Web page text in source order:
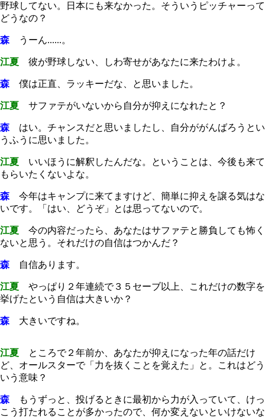
野球してない。日本にも来なかった。そういうピッチャーって
どうなの？
森 うーん......。
江夏 彼が野球しない、しわ寄せがあなたに来たわけよ。
森 僕は正直、ラッキーだな、と思いました。
江夏 サファテがいないから自分が抑えになれたと？
森 はい。チャンスだと思いましたし、自分ががんばろうとい
うふうに思いました。
江夏 いいほうに解釈したんだな。ということは、今後も来て
もらいたくないよな。
森 今年はキャンプに来てますけど、簡単に抑えを譲る気はな
いです。「はい、どうぞ」とは思ってないので。
江夏 今の内容だったら、あなたはサファテと勝負しても怖く
ないと思う。それだけの自信はつかんだ？
森 自信あります。
江夏 やっぱり２年連続で３５セーブ以上、これだけの数字を
挙げたという自信は大きいか？
森 大きいですね。
江夏 ところで２年前か、あなたが抑えになった年の話だけ
ど、オールスターで「力を抜くことを覚えた」と。これはどう
いう意味？
森 もうずっと、投げるときに最初から力が入っていて、けっ
こう打たれることが多かったので、何か変えないといけないな